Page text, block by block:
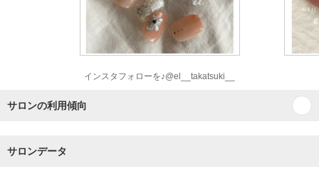
インスタフォローを♪@el__takatsuki__
サロンの利用傾向
サロンデータ